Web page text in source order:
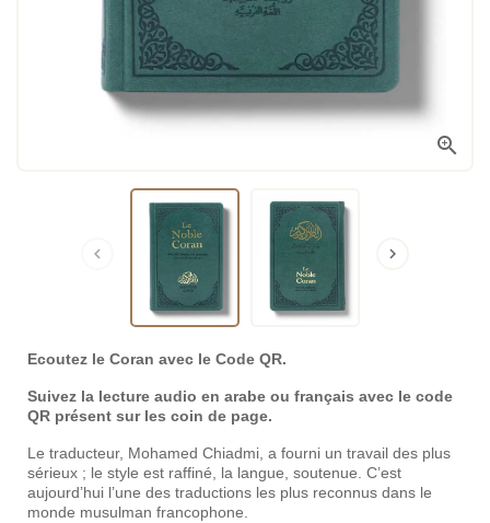

 
Ecoutez le Coran avec le Code QR.
Suivez la lecture audio en arabe ou français avec le code
QR présent sur les coin de page.
Le traducteur, Mohamed Chiadmi, a fourni un travail des plus
sérieux ; le style est raffiné, la langue, soutenue. C’est
aujourd’hui l’une des traductions les plus reconnus dans le
monde musulman francophone.